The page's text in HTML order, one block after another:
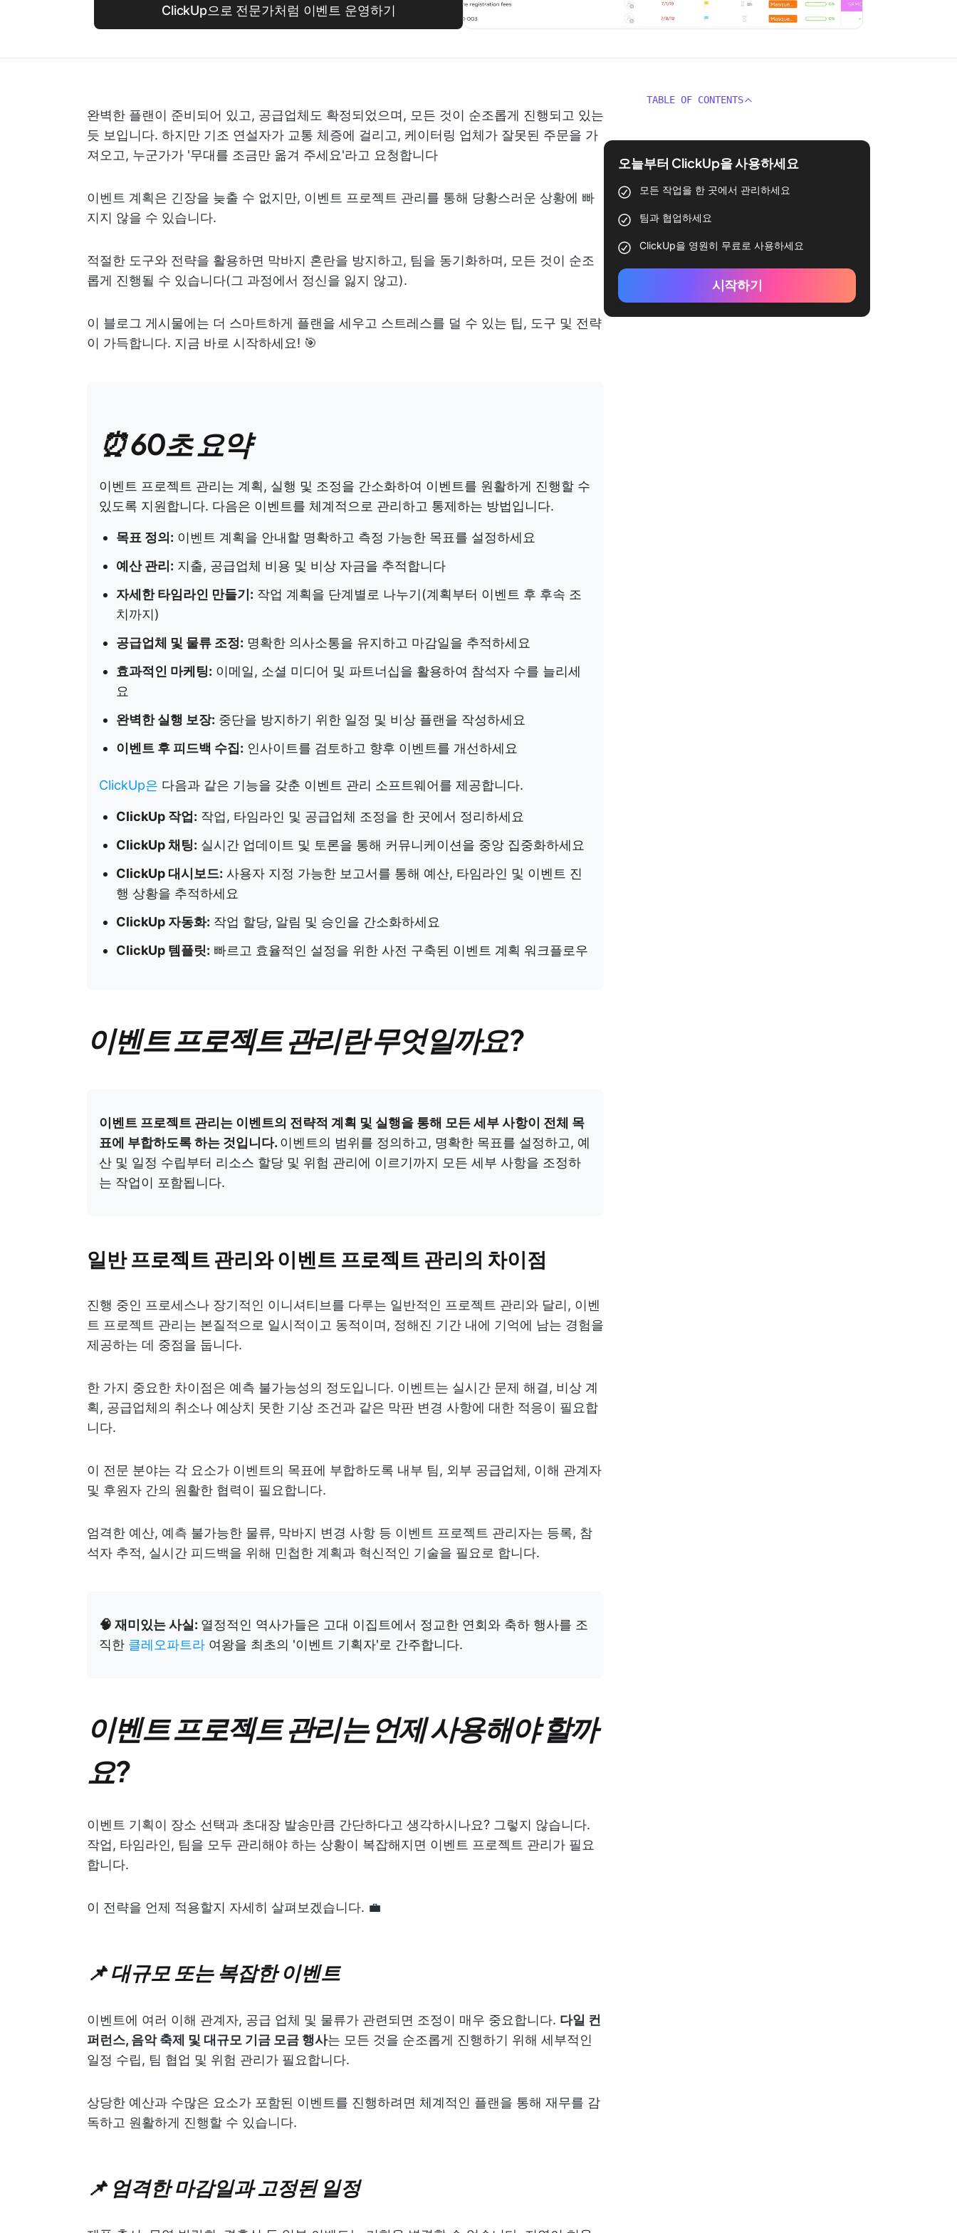
ClickUp으로 전문가처럼 이벤트 운영하기
완벽한 플랜이 준비되어 있고, 공급업체도 확정되었으며, 모든 것이 순조롭게 진행되고 있는
듯 보입니다. 하지만 기조 연설자가 교통 체증에 걸리고, 케이터링 업체가 잘못된 주문을 가
져오고, 누군가가 '무대를 조금만 옮겨 주세요'라고 요청합니다
이벤트 계획은 긴장을 늦출 수 없지만, 이벤트 프로젝트 관리를 통해 당황스러운 상황에 빠
지지 않을 수 있습니다.
적절한 도구와 전략을 활용하면 막바지 혼란을 방지하고, 팀을 동기화하며, 모든 것이 순조
롭게 진행될 수 있습니다(그 과정에서 정신을 잃지 않고).
이 블로그 게시물에는 더 스마트하게 플랜을 세우고 스트레스를 덜 수 있는 팁, 도구 및 전략
이 가득합니다. 지금 바로 시작하세요! 🎯
⏰ 60초 요약
이벤트 프로젝트 관리는 계획, 실행 및 조정을 간소화하여 이벤트를 원활하게 진행할 수
있도록 지원합니다. 다음은 이벤트를 체계적으로 관리하고 통제하는 방법입니다.
목표 정의: 이벤트 계획을 안내할 명확하고 측정 가능한 목표를 설정하세요
예산 관리: 지출, 공급업체 비용 및 비상 자금을 추적합니다
자세한 타임라인 만들기: 작업 계획을 단계별로 나누기(계획부터 이벤트 후 후속 조
치까지)
공급업체 및 물류 조정: 명확한 의사소통을 유지하고 마감일을 추적하세요
효과적인 마케팅: 이메일, 소셜 미디어 및 파트너십을 활용하여 참석자 수를 늘리세
요
완벽한 실행 보장: 중단을 방지하기 위한 일정 및 비상 플랜을 작성하세요
이벤트 후 피드백 수집: 인사이트를 검토하고 향후 이벤트를 개선하세요
ClickUp은 다음과 같은 기능을 갖춘 이벤트 관리 소프트웨어를 제공합니다.
ClickUp 작업: 작업, 타임라인 및 공급업체 조정을 한 곳에서 정리하세요
ClickUp 채팅: 실시간 업데이트 및 토론을 통해 커뮤니케이션을 중앙 집중화하세요
ClickUp 대시보드: 사용자 지정 가능한 보고서를 통해 예산, 타임라인 및 이벤트 진
행 상황을 추적하세요
ClickUp 자동화: 작업 할당, 알림 및 승인을 간소화하세요
ClickUp 템플릿: 빠르고 효율적인 설정을 위한 사전 구축된 이벤트 계획 워크플로우
이벤트 프로젝트 관리란 무엇일까요?
이벤트 프로젝트 관리는 이벤트의 전략적 계획 및 실행을 통해 모든 세부 사항이 전체 목
표에 부합하도록 하는 것입니다. 이벤트의 범위를 정의하고, 명확한 목표를 설정하고, 예
산 및 일정 수립부터 리소스 할당 및 위험 관리에 이르기까지 모든 세부 사항을 조정하
는 작업이 포함됩니다.
일반 프로젝트 관리와 이벤트 프로젝트 관리의 차이점
진행 중인 프로세스나 장기적인 이니셔티브를 다루는 일반적인 프로젝트 관리와 달리, 이벤
트 프로젝트 관리는 본질적으로 일시적이고 동적이며, 정해진 기간 내에 기억에 남는 경험을
제공하는 데 중점을 둡니다.
한 가지 중요한 차이점은 예측 불가능성의 정도입니다. 이벤트는 실시간 문제 해결, 비상 계
획, 공급업체의 취소나 예상치 못한 기상 조건과 같은 막판 변경 사항에 대한 적응이 필요합
니다.
이 전문 분야는 각 요소가 이벤트의 목표에 부합하도록 내부 팀, 외부 공급업체, 이해 관계자
및 후원자 간의 원활한 협력이 필요합니다.
엄격한 예산, 예측 불가능한 물류, 막바지 변경 사항 등 이벤트 프로젝트 관리자는 등록, 참
석자 추적, 실시간 피드백을 위해 민첩한 계획과 혁신적인 기술을 필요로 합니다.
🧠 재미있는 사실: 열정적인 역사가들은 고대 이집트에서 정교한 연회와 축하 행사를 조
직한 클레오파트라 여왕을 최초의 '이벤트 기획자'로 간주합니다.
이벤트 프로젝트 관리는 언제 사용해야 할까
요?
이벤트 기획이 장소 선택과 초대장 발송만큼 간단하다고 생각하시나요? 그렇지 않습니다.
작업, 타임라인, 팀을 모두 관리해야 하는 상황이 복잡해지면 이벤트 프로젝트 관리가 필요
합니다.
이 전략을 언제 적용할지 자세히 살펴보겠습니다. 💼
📌 대규모 또는 복잡한 이벤트
이벤트에 여러 이해 관계자, 공급 업체 및 물류가 관련되면 조정이 매우 중요합니다. 다일 컨
퍼런스, 음악 축제 및 대규모 기금 모금 행사는 모든 것을 순조롭게 진행하기 위해 세부적인
일정 수립, 팀 협업 및 위험 관리가 필요합니다.
상당한 예산과 수많은 요소가 포함된 이벤트를 진행하려면 체계적인 플랜을 통해 재무를 감
독하고 원활하게 진행할 수 있습니다.
📌 엄격한 마감일과 고정된 일정
TABLE OF CONTENTS
오늘부터 ClickUp을 사용하세요
모든 작업을 한 곳에서 관리하세요
팀과 협업하세요
ClickUp을 영원히 무료로 사용하세요
시작하기